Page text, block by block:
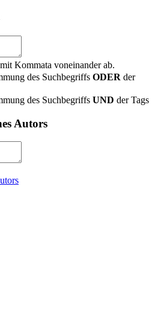
Kommata voneinander ab.
des Suchbegriffs ODER der
des Suchbegriffs UND der Tags
Autors